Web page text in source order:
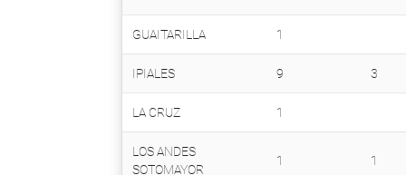
GUAITARILLA 1
IPIALES 9 3
LA CRUZ 1
LOS ANDES
SOTOMAYOR
1 1